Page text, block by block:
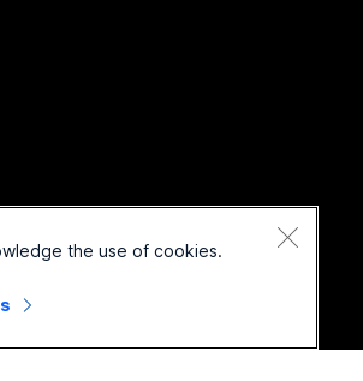
reservados.
the use of cookies.